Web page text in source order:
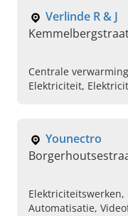
Verlinde R & J
Centrale
Elektriciteit,
Younectro
Automatisatie,